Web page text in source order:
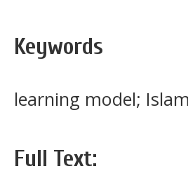
Keywords
learning model;
Full Text: